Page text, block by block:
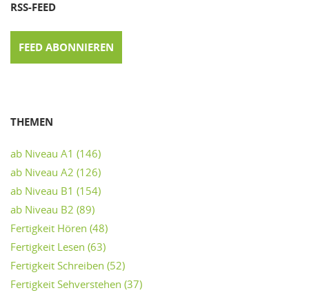
RSS-FEED
FEED ABONNIEREN
THEMEN
ab Niveau A1 (146)
ab Niveau A2 (126)
ab Niveau B1 (154)
ab Niveau B2 (89)
Fertigkeit Hören (48)
Fertigkeit Lesen (63)
Fertigkeit Schreiben (52)
Fertigkeit Sehverstehen (37)